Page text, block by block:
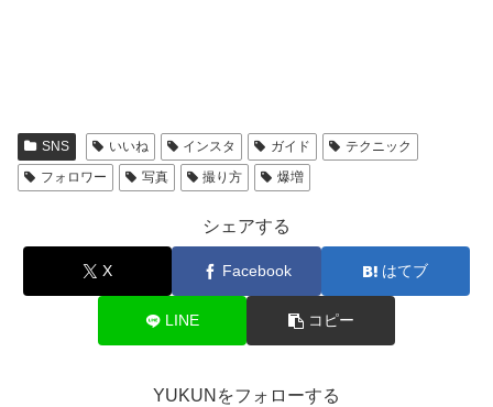
SNS いいね インスタ ガイド
テクニック
フォロワー
写真 撮り方 爆増
シェアする
X Facebook はてブ
LINE コピー
YUKUNをフォローする